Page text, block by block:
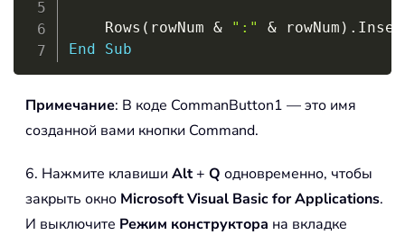
    Rows
( rowNum & ":" & rowNum ) .
End
Sub
Примечание: В коде CommanButton1 — это имя
созданной вами кнопки Command.
6. Нажмите клавиши Alt+ Q одновременно, чтобы
закрыть окно Microsoft Visual Basic for Applications.
И выключите Режим конструктора на вкладке